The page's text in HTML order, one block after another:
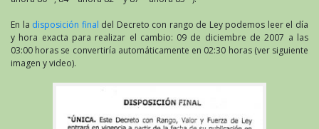
En la disposición final del Decreto con rango de Ley podemos leer el día
y hora exacta para realizar el cambio: 09 de diciembre de 2007 a las
03:00 horas se convertiría automáticamente en 02:30 horas (ver siguiente
imagen y video).